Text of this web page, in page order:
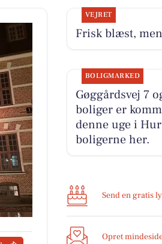
VEJRET
Frisk blæst,
BOLIGMARKED
Gøggårdsvej 7
boliger er
denne uge i
boligerne her.
Send en gratis
Opret